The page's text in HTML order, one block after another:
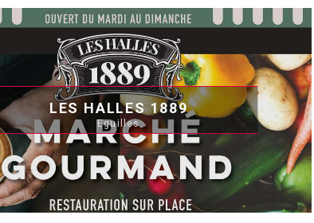
LES HALLES 1889
Eguilles